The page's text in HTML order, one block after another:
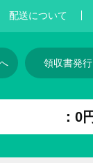
配送について
領収書発行
：0